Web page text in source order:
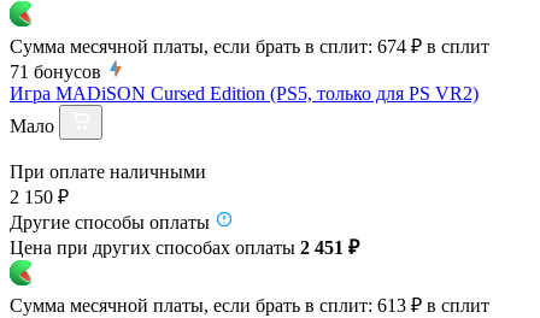
Сумма месячной платы, если брать в сплит: 674 ₽ в сплит
71 бонусов
Игра MADiSON Cursed Edition (PS5, только для PS VR2)
Мало
При оплате наличными
2 150 ₽
Другие способы оплаты
Цена при других способах оплаты 2 451 ₽
Сумма месячной платы, если брать в сплит: 613 ₽ в сплит